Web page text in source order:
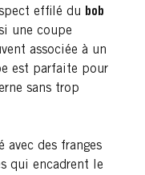
effilé du bob
une coupe
associée à un
est parfaite pour
sans trop
des franges
qui encadrent le